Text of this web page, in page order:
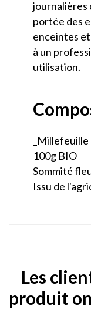
journalières
portée des
enceintes
à un
utilisation.
100g BIO
Sommité
Issu de
Les
produit